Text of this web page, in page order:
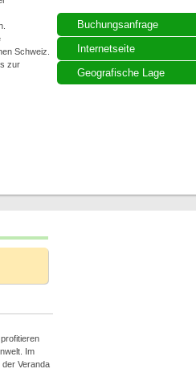
Buchungsanfrage
Internetseite
Geografische Lage
Schweiz.
zur
Im
Veranda